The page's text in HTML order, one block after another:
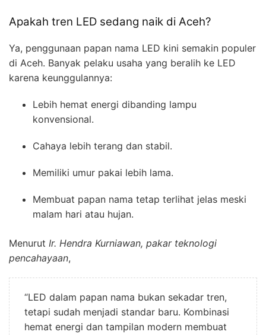
Apakah tren LED sedang naik di Aceh?
Ya, penggunaan papan nama LED kini semakin populer
di Aceh. Banyak pelaku usaha yang beralih ke LED
karena keunggulannya:
Lebih hemat energi dibanding lampu
konvensional.
Cahaya lebih terang dan stabil.
Memiliki umur pakai lebih lama.
Membuat papan nama tetap terlihat jelas meski
malam hari atau hujan.
Menurut Ir. Hendra Kurniawan, pakar teknologi
pencahayaan,
“LED dalam papan nama bukan sekadar tren,
tetapi sudah menjadi standar baru. Kombinasi
hemat energi dan tampilan modern membuat